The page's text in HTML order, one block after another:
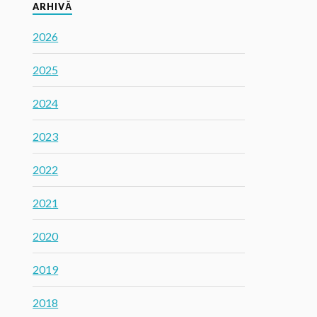
ARHIVĂ
2026
2025
2024
2023
2022
2021
2020
2019
2018